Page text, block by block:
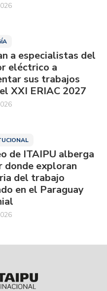
a especialistas del
eléctrico a
sus trabajos
XXI ERIAC 2027
de ITAIPU alberga
donde exploran
del trabajo
en el Paraguay